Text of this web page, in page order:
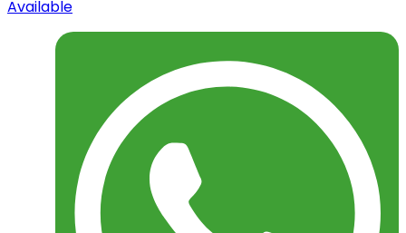
Available